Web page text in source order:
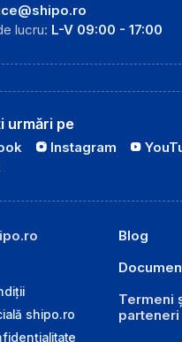
lucru: L-V 09:00 - 17:00
urmări pe
Instagram
shipo.ro
Blog
Termeni
parteneri